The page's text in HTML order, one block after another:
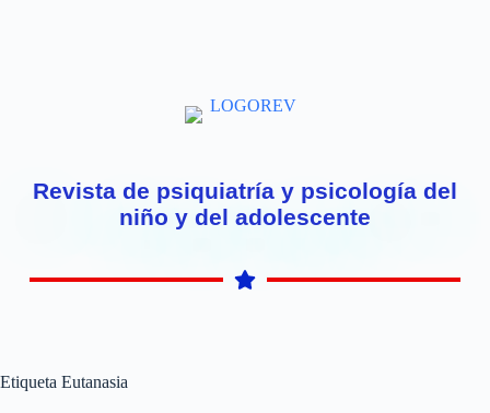
Revista de psiquiatría y psicología del
niño y del adolescente
Etiqueta Eutanasia